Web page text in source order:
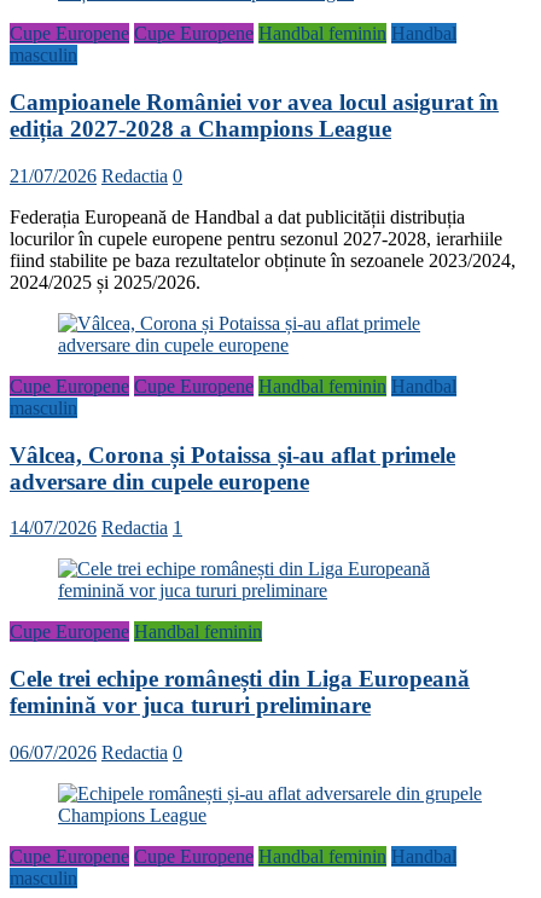
Cupe Europene Cupe Europene Handbal feminin Handbal
masculin
Campioanele României vor avea locul asigurat în
ediția 2027-2028 a Champions League
21/07/2026 Redactia 0
Federația Europeană de Handbal a dat publicității distribuția
locurilor în cupele europene pentru sezonul 2027-2028, ierarhiile
fiind stabilite pe baza rezultatelor obținute în sezoanele 2023/2024,
2024/2025 și 2025/2026.
Cupe Europene Cupe Europene Handbal feminin Handbal
masculin
Vâlcea, Corona și Potaissa și-au aflat primele
adversare din cupele europene
14/07/2026 Redactia 1
Cupe Europene Handbal feminin
Cele trei echipe românești din Liga Europeană
feminină vor juca tururi preliminare
06/07/2026 Redactia 0
Cupe Europene Cupe Europene Handbal feminin Handbal
masculin